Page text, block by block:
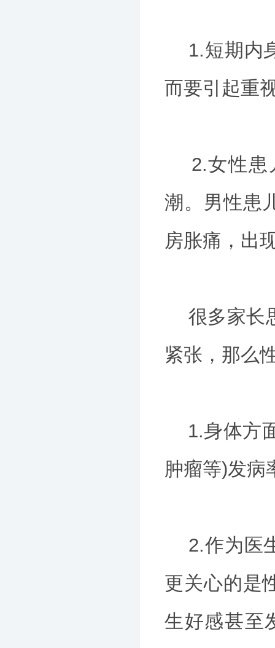
1.短期内
而要引起重
2.女性患
潮。男性患
房胀痛，出
很多家长
紧张，那么
1.身体方
肿瘤等)发病
2.作为医
更关心的是
生好感甚至